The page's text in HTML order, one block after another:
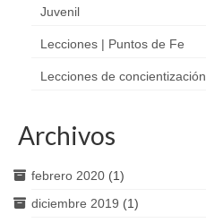
Juvenil
Lecciones | Puntos de Fe
Lecciones de concientización
Archivos
febrero 2020 (1)
diciembre 2019 (1)